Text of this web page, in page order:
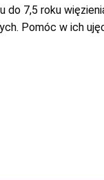
do 7,5 roku
Pomóc w ich